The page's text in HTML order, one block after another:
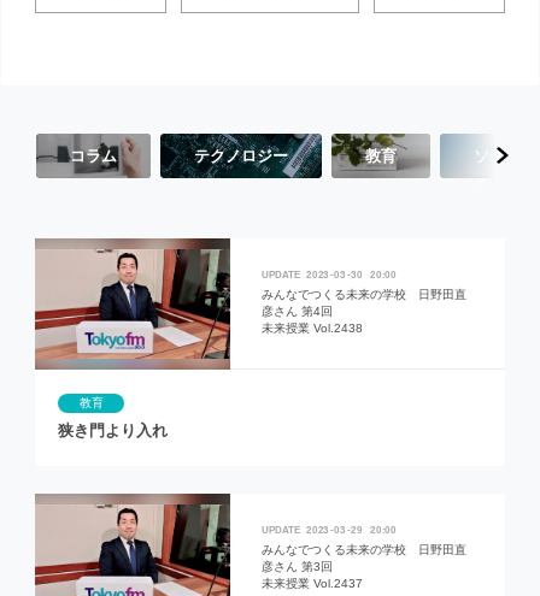
コラム テクノロジー 教育 ソーシャ
2023 03 30 20:00
みんなでつくる未来の学校 日野田直
彦さん 第4回
未来授業 Vol.2438
教育
狭き門より入れ
2023 03 29 20:00
みんなでつくる未来の学校 日野田直
彦さん 第3回
未来授業 Vol.2437